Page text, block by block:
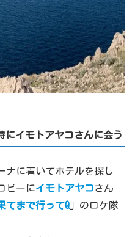
イモトアヤコさんに会う
ナに着いてホテルを探し
ビーにイモトアヤコさん
てまで行ってQ」のロケ隊